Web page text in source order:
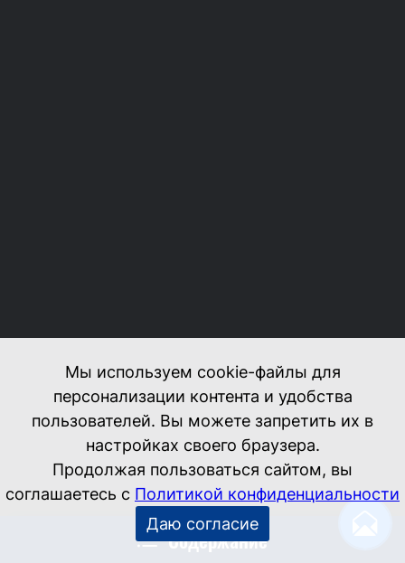
Содержание
Мы используем cookie-файлы для
персонализации контента и удобства
пользователей. Вы можете запретить их в
настройках своего браузера.
Продолжая пользоваться сайтом, вы
соглашаетесь с Политикой конфиденциальности
Даю согласие